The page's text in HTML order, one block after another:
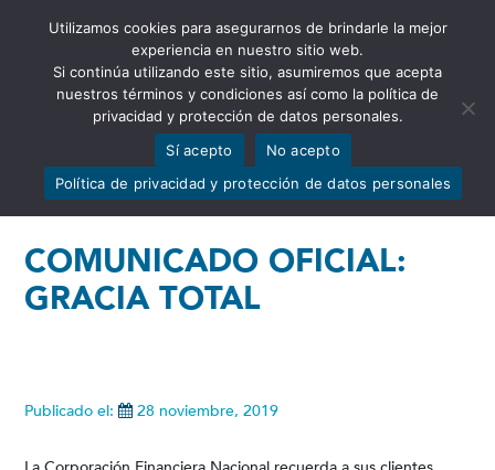
Abrir barra de herramientas
COMUNICADO OFICIAL:
GRACIA TOTAL
Publicado el: 28 noviembre, 2019
Utilizamos cookies para asegurarnos de brindarle la mejor
experiencia en nuestro sitio web.
Si continúa utilizando este sitio, asumiremos que acepta
nuestros términos y condiciones así como la política de
privacidad y protección de datos personales.
Sí acepto
No acepto
Política de privacidad y protección de datos personales